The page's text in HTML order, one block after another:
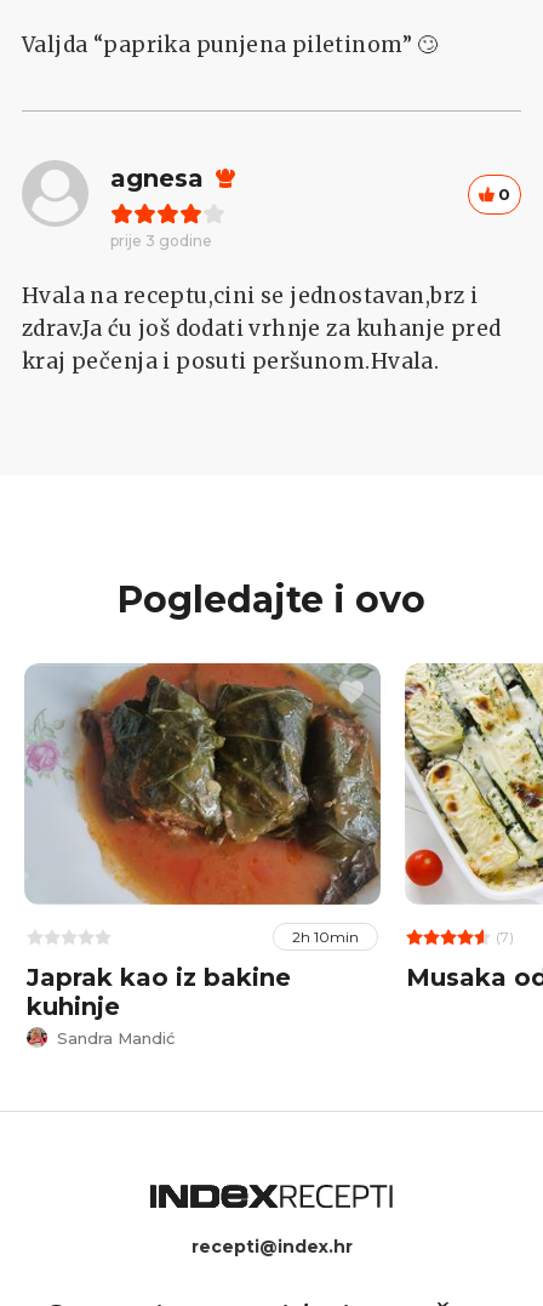
Valjda “paprika punjena piletinom” 🙄
agnesa
prije 3 godine
0
Hvala na receptu,cini se jednostavan,brz i
zdrav.Ja ću još dodati vrhnje za kuhanje pred
kraj pečenja i posuti peršunom.Hvala.
Pogledajte i ovo
2h 10min
Japrak kao iz bakine
kuhinje
Sandra Mandić
(7)
Musaka
recepti@index.hr